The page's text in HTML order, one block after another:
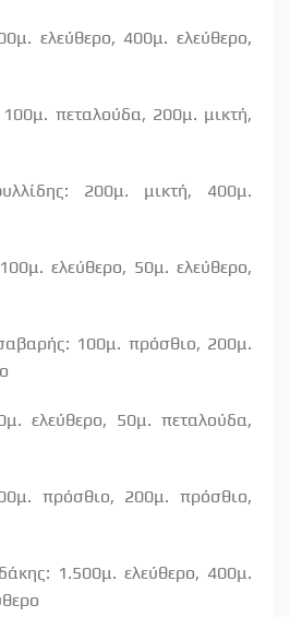
ελεύθερο, 400μ. ελεύθερο,
100μ. πεταλούδα, 200μ. μικτή,
200μ. μικτή, 400μ.
ελεύθερο, 50μ. ελεύθερο,
100μ. πρόσθιο, 200μ.
ελεύθερο, 50μ. πεταλούδα,
πρόσθιο, 200μ. πρόσθιο,
1.500μ. ελεύθερο, 400μ.